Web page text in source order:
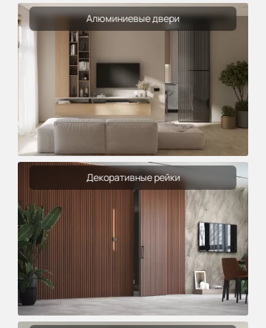
Алюминиевые двери
Декоративные рейки